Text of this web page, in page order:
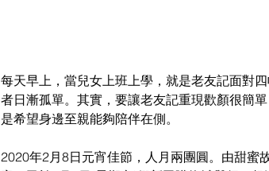
每天早上，當兒女上班上學，就是老友記面對
者日漸孤單。其實，要讓老友記重現歡顏很簡
是希望身邊至親能夠陪伴在側。
2020年2月8日元宵佳節，人月兩團圓。由甜蜜